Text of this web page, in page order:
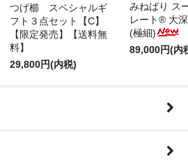
つげ櫛 スペシャルギ
フト３点セット【C】
【限定発売】【送料無
料】
29,800円(内税)
みねばり ス
レート® 大
(極細)
89,000円(内